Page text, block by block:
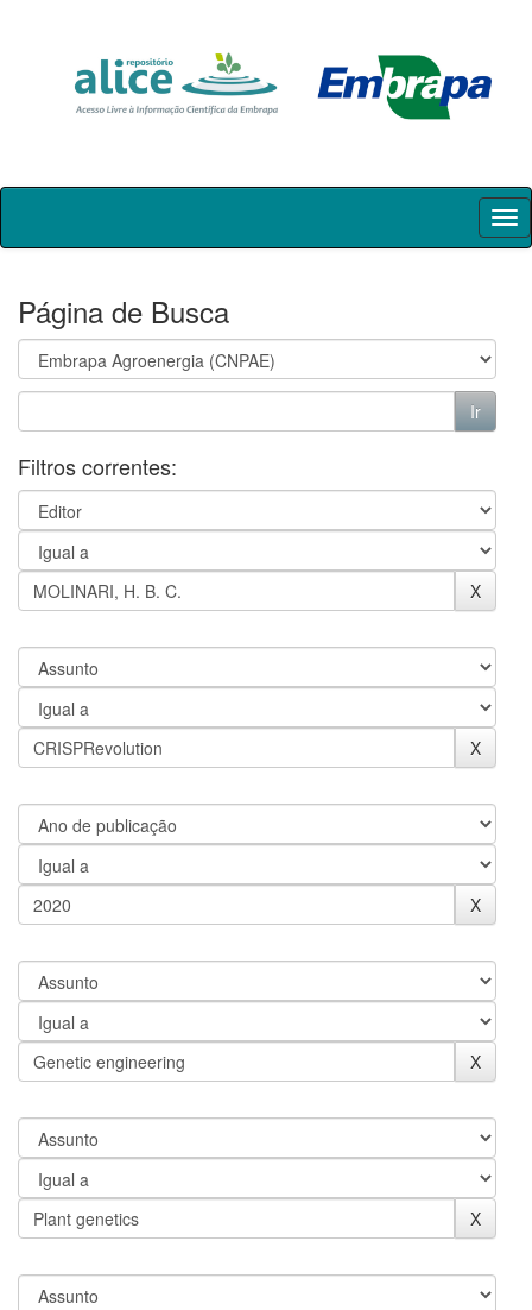
Skip
Página de Busca
Filtros correntes: